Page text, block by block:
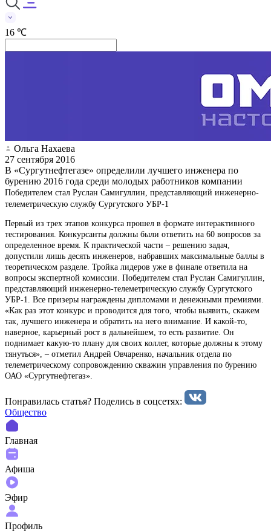
16 ℃
Ольга Нахаева
27 сентября 2016
В «Сургутнефтегазе» определили лучшего инженера по
бурению 2016 года среди молодых работников компании
Победителем стал Руслан Самигуллин, представляющий инженерно-
телеметрическую службу Сургутского УБР-1
Первый из трех этапов конкурса прошел в формате интерактивного
тестирования. Конкурсанты должны были ответить на 60 вопросов за
определенное время. К практической части – решению задач,
допустили лишь десять инженеров, набравших максимальные баллы в
теоретическом разделе. Тройка лидеров уже в финале ответила на
вопросы экспертной комиссии. Победителем стал Руслан Самигуллин,
представляющий инженерно-телеметрическую службу Сургутского
УБР-1. Все призеры награждены дипломами и денежными премиями.
«Как раз этот конкурс и проводится для того, чтобы выявить, скажем
так, лучшего инженера и обратить на него внимание. И какой-то,
наверное, карьерный рост в дальнейшем, то есть развитие. Он
поднимает какую-то плану для своих коллег, которые должны к этому
тянуться», – отметил Андрей Овчаренко, начальник отдела по
телеметрическому сопровождению скважин управления по бурению
ОАО «Сургутнефтегаз».
Понравилась статья? Поделиcь в соцсетях:
Общество
Главная
Афиша
Эфир
Профиль